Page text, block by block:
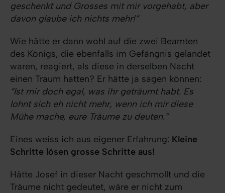
geschenkt und Grosses mit mir vorgehabt, aber
davon glaube ich nichts mehr!”
Wie hätte er dann wohl auf die zwei Beamten
des Königs, die ebenfalls im Gefängnis gelandet
waren, reagiert, als diese in derselben Nacht
einen Traum hatten? Er hätte ja sagen können:
“Ist mir doch egal, was ihr geträumt habt. Es
lohnt sich eh nicht mehr, wenn ich mir diese
Mühe mache, eure Träume zu deuten.”
Eines weiss ich aus eigener Erfahrung: Kleine
Schritte lösen grosse Schritte aus!
Hätte Josef in dieser Nacht geschmollt und die
Träume nicht gedeutet, wäre er nicht zum